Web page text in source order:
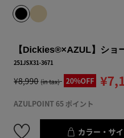
【Dickies®×AZUL】ショ
251JSX31-3671
¥8,990 (in tax) 20%OFF
AZULPOINT 65 ポイント
カラー・サ